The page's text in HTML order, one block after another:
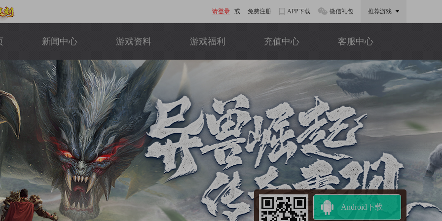
请登录 或 免费注册 推荐游戏
微信礼包
APP下载
新闻中心 游戏资料 游戏福利 充值中心 客服中心
Android下载